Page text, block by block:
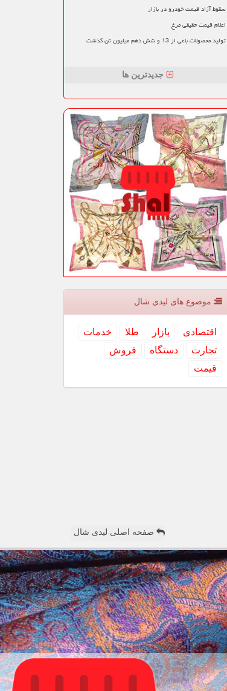
سقوط آزاد قیمت خودرو در بازار
اعلام قیمت حقیقی مرغ
تولید محصولات باغی از 13 و شش دهم میلیون تن گذشت
جدیدترین ها
موضوع های لیدی شال
اقتصادی بازار طلا
خدمات
تجارت
دستگاه
فروش
قیمت
صفحه اصلی لیدی شال